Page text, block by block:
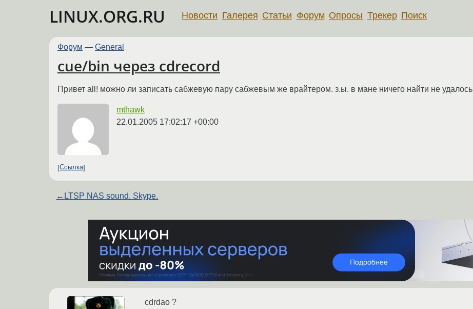
LINUX.ORG.RU Новости Галерея Статьи Форум Опросы Трекер Поиск
Форум — General
cue/bin через cdrecord
Привет all! можно ли записать сабжевую пару сабжевым же врайтером. з.ы. в мане ничего найти не удалось
mthawk
22.01.2005 17:02:17 +00:00
Ссылка
← LTSP NAS sound. Skype.
cdrdao ?